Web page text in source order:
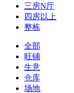
三房N厅
四房以上
整栋
全部
旺铺
生意
仓库
场地